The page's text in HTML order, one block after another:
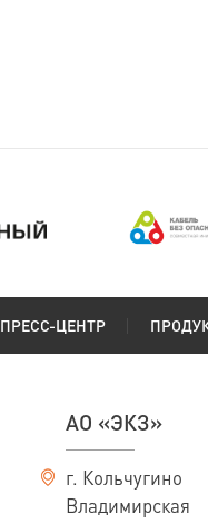
ПРЕСС-ЦЕНТР
АО «ЭКЗ»
г. Кольчугино
Владимирская